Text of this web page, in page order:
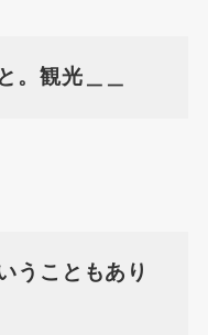
。観光＿＿
うこともあり